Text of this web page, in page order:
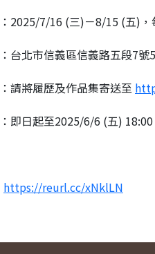
2025/7/16 (三)－8/15 (五)
台北市信義區信義路五段7
請將履歷及作品集寄送至
即日起至2025/6/6 (五) 18:00
https://reurl.cc/xNklLN